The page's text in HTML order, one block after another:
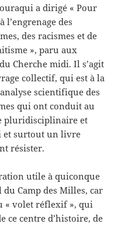
a dirigé « Pour
l’engrenage des
des racismes et de
», paru aux
Cherche midi. Il s’agit
collectif, qui est à la
scientifique des
qui ont conduit au
pluridisciplinaire et
et surtout un livre
résister.
utile à quiconque
Camp des Milles, car
« volet réflexif », qui
ce centre d’histoire, de